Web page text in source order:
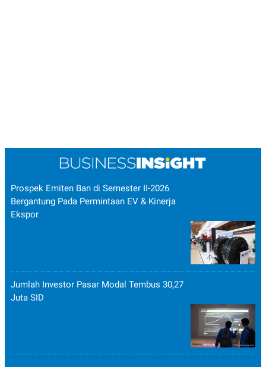
Prospek Emiten Ban di Semester II-2026
Bergantung Pada Permintaan EV & Kinerja
Ekspor
Jumlah Investor Pasar Modal Tembus 30,27
Juta SID